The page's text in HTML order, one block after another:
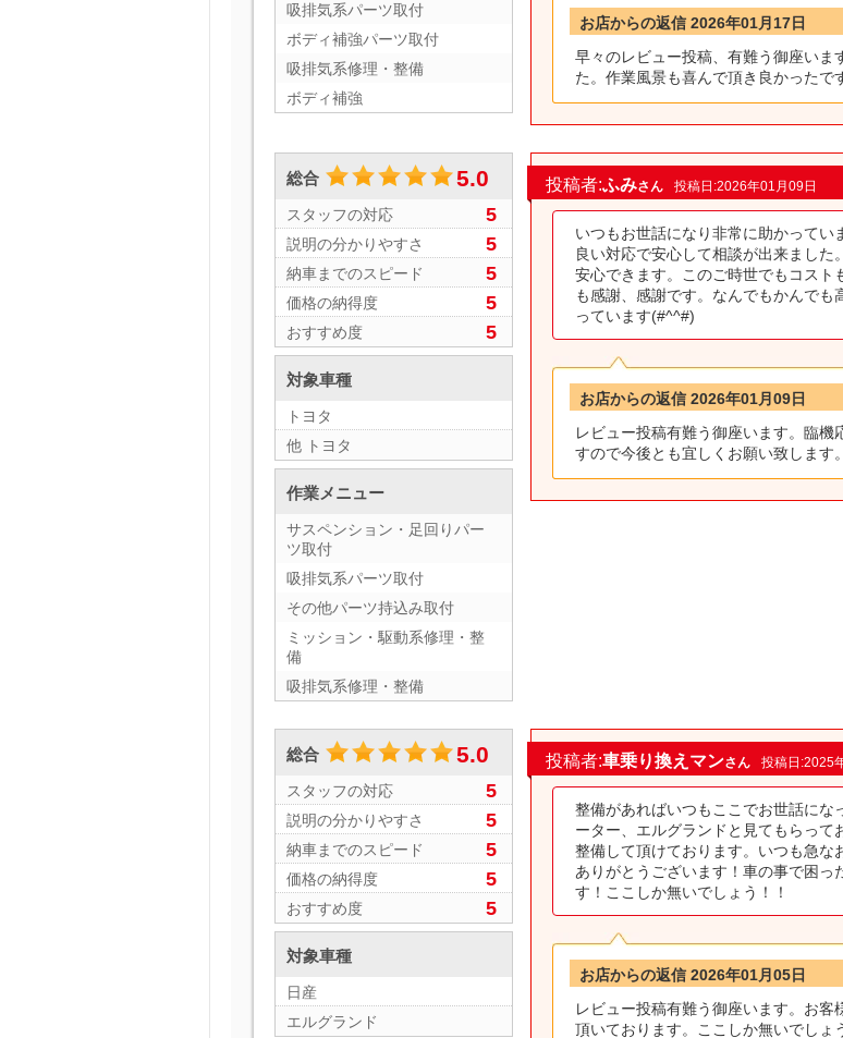
吸排気系パーツ取付
ボディ補強パーツ取付
吸排気系修理・整備
ボディ補強
お店からの返信 2026年01月17日
早々のレビュー投稿、有難う御座いま
た。作業風景も喜んで頂き良かったで
総合 5.0
スタッフの対応 5
説明の分かりやすさ 5
納車までのスピード 5
価格の納得度 5
おすすめ度 5
対象車種
トヨタ
他 トヨタ
作業メニュー
サスペンション・足回りパー
ツ取付
吸排気系パーツ取付
その他パーツ持込み取付
ミッション・駆動系修理・整
備
吸排気系修理・整備
投稿者:ふみさん 投稿日:2026年01月09日
いつもお世話になり非常に助かって
良い対応で安心して相談が出来まし
安心できます。このご時世でもコスト
も感謝、感謝です。なんでもかんで
っています(#^^#)
お店からの返信 2026年01月09日
レビュー投稿有難う御座います。臨機
すので今後とも宜しくお願い致します。
総合 5.0
スタッフの対応 5
説明の分かりやすさ 5
納車までのスピード 5
価格の納得度 5
おすすめ度 5
対象車種
日産
エルグランド
投稿者:車乗り換えマンさん 投稿日:2025
整備があればいつもここでお世話に
ーター、エルグランドと見てもらって
整備して頂けております。いつも急な
ありがとうございます！車の事で困っ
す！ここしか無いでしょう！！
お店からの返信 2026年01月05日
レビュー投稿有難う御座います。お
頂いております。ここしか無いでし